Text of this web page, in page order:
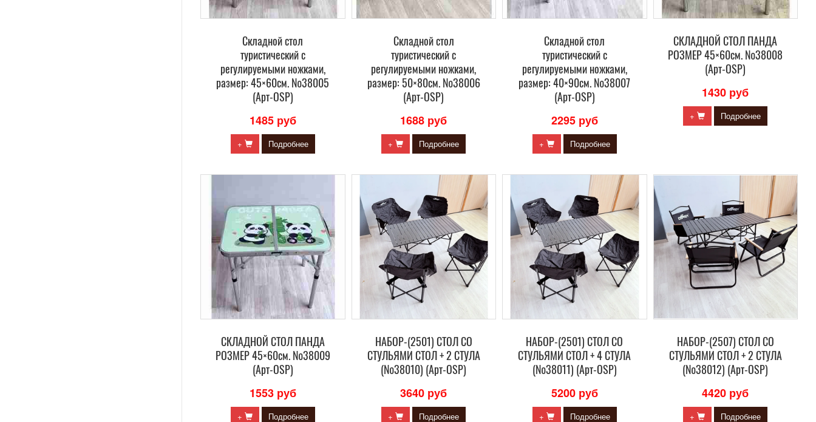
Складной стол
туристический с
регулируемыми ножками,
размер: 45×60см. №38005
(Арт-OSP)
1485 руб
+ Подробнее
Складной стол
туристический с
регулируемыми ножками,
размер: 50×80см. №38006
(Арт-OSP)
1688 руб
+ Подробнее
Складной стол
туристический с
регулируемыми ножками,
размер: 40×90см. №38007
(Арт-OSP)
2295 руб
+ Подробнее
СКЛАДНОЙ СТОЛ ПАНДА
РОЗМЕР 45×60см. №38008
(Арт-OSP)
1430 руб
+ Подробнее
СКЛАДНОЙ СТОЛ ПАНДА
РОЗМЕР 45×60см. №38009
(Арт-OSP)
1553 руб
+ Подробнее
НАБОР-(2501) СТОЛ СО
СТУЛЬЯМИ СТОЛ + 2 СТУЛА
(№38010) (Арт-OSP)
3640 руб
+ Подробнее
НАБОР-(2501) СТОЛ СО
СТУЛЬЯМИ СТОЛ + 4 СТУЛА
(№38011) (Арт-OSP)
5200 руб
+ Подробнее
НАБОР-(2507) СТОЛ СО
СТУЛЬЯМИ СТОЛ + 2 СТУЛА
(№38012) (Арт-OSP)
4420 руб
+ Подробнее